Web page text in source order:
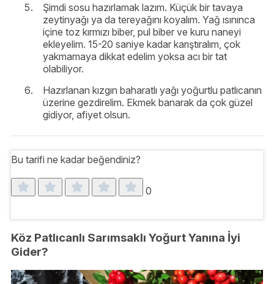
Şimdi sosu hazırlamak lazım. Küçük bir tavaya
zeytinyağı ya da tereyağını koyalım. Yağ ısınınca
içine toz kırmızı biber, pul biber ve kuru naneyi
ekleyelim. 15-20 saniye kadar karıştıralım, çok
yakmamaya dikkat edelim yoksa acı bir tat
olabiliyor.
Hazırlanan kızgın baharatlı yağı yoğurtlu patlıcanın
üzerine gezdirelim. Ekmek banarak da çok güzel
gidiyor, afiyet olsun.
Bu tarifi ne kadar beğendiniz?
0
Köz Patlıcanlı Sarımsaklı Yoğurt Yanına İyi
Gider?